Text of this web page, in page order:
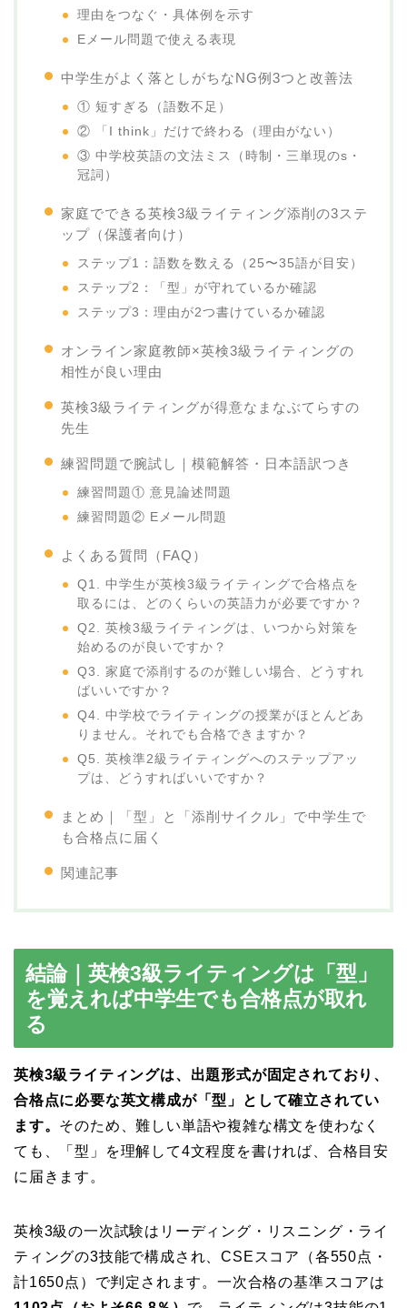
理由をつなぐ・具体例を示す
Eメール問題で使える表現
中学生がよく落としがちなNG例3つと改善法
① 短すぎる（語数不足）
② 「I think」だけで終わる（理由がない）
③ 中学校英語の文法ミス（時制・三単現のs・
冠詞）
家庭でできる英検3級ライティング添削の3ステ
ップ（保護者向け）
ステップ1：語数を数える（25〜35語が目安）
ステップ2：「型」が守れているか確認
ステップ3：理由が2つ書けているか確認
オンライン家庭教師×英検3級ライティングの
相性が良い理由
英検3級ライティングが得意なまなぶてらすの
先生
練習問題で腕試し｜模範解答・日本語訳つき
練習問題① 意見論述問題
練習問題② Eメール問題
よくある質問（FAQ）
Q1. 中学生が英検3級ライティングで合格点を
取るには、どのくらいの英語力が必要ですか？
Q2. 英検3級ライティングは、いつから対策を
始めるのが良いですか？
Q3. 家庭で添削するのが難しい場合、どうすれ
ばいいですか？
Q4. 中学校でライティングの授業がほとんどあ
りません。それでも合格できますか？
Q5. 英検準2級ライティングへのステップアッ
プは、どうすればいいですか？
まとめ｜「型」と「添削サイクル」で中学生で
も合格点に届く
関連記事
結論｜英検3級ライティングは「型」
を覚えれば中学生でも合格点が取れ
る
英検3級ライティングは、出題形式が固定されており、
合格点に必要な英文構成が「型」として確立されてい
ます。 そのため、難しい単語や複雑な構文を使わなく
ても、「型」を理解して4文程度を書ければ、合格目安
に届きます。
英検3級の一次試験はリーディング・リスニング・ライ
ティングの3技能で構成され、CSEスコア（各550点・
計1650点）で判定されます。一次合格の基準スコアは